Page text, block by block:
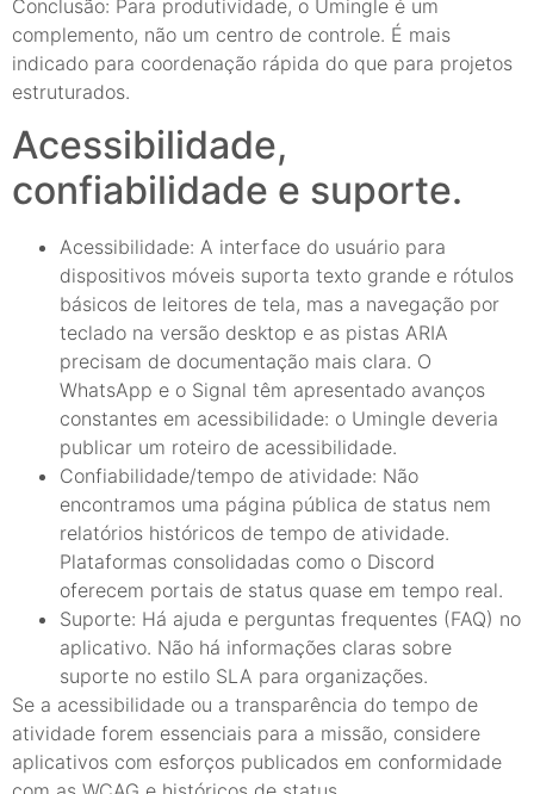
Conclusão: Para produtividade, o Umingle é um
complemento, não um centro de controle. É mais
indicado para coordenação rápida do que para projetos
estruturados.
Acessibilidade,
confiabilidade e suporte.
Acessibilidade: A interface do usuário para
dispositivos móveis suporta texto grande e rótulos
básicos de leitores de tela, mas a navegação por
teclado na versão desktop e as pistas ARIA
precisam de documentação mais clara. O
WhatsApp e o Signal têm apresentado avanços
constantes em acessibilidade: o Umingle deveria
publicar um roteiro de acessibilidade.
Confiabilidade/tempo de atividade: Não
encontramos uma página pública de status nem
relatórios históricos de tempo de atividade.
Plataformas consolidadas como o Discord
oferecem portais de status quase em tempo real.
Suporte: Há ajuda e perguntas frequentes (FAQ) no
aplicativo. Não há informações claras sobre
suporte no estilo SLA para organizações.
Se a acessibilidade ou a transparência do tempo de
atividade forem essenciais para a missão, considere
aplicativos com esforços publicados em conformidade